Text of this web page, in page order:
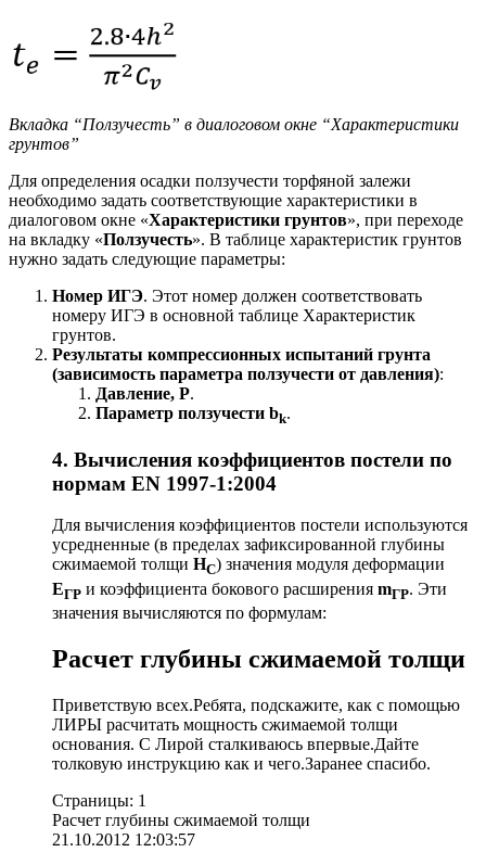
Вкладка “Ползучесть” в диалоговом окне “Характеристики
грунтов”
Для определения осадки ползучести торфяной залежи
необходимо задать соответствующие характеристики в
диалоговом окне «Характеристики грунтов», при переходе
на вкладку «Ползучесть». В таблице характеристик грунтов
нужно задать следующие параметры:
Номер ИГЭ. Этот номер должен соответствовать
номеру ИГЭ в основной таблице Характеристик
грунтов.
Результаты компрессионных испытаний грунта
(зависимость параметра ползучести от давления):
Давление, Р.
Параметр ползучести bk.
4. Вычисления коэффициентов постели по
нормам EN 1997-1:2004
Для вычисления коэффициентов постели используются
усредненные (в пределах зафиксированной глубины
сжимаемой толщи HС) значения модуля деформации
EГР и коэффициента бокового расширения mГР. Эти
значения вычисляются по формулам:
Расчет глубины сжимаемой толщи
Приветствую всех.Ребята, подскажите, как с помощью
ЛИРЫ расчитать мощность сжимаемой толщи
основания. С Лирой сталкиваюсь впервые.Дайте
толковую инструкцию как и чего.Заранее спасибо.
Страницы: 1
Расчет глубины сжимаемой толщи
21.10.2012 12:03:57